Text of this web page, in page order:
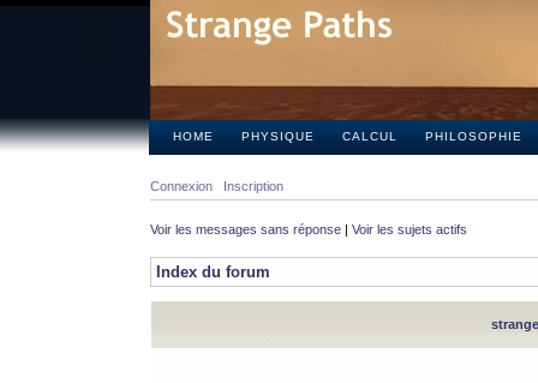
HOME PHYSIQUE CALCUL PHILOSOPHIE
Connexion Inscription
Voir les messages sans réponse | Voir les sujets actifs
Index du forum